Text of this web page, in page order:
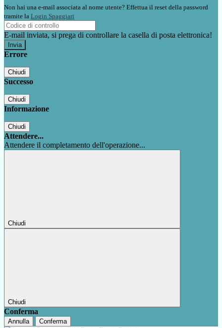
Non hai una e-mail associata al nome utente? Effettua il reset della password
tramite la Login Spaggiari
E-mail inviata, si prega di controllare la casella di posta elettronica!
Errore
Chiudi
Successo
Chiudi
Informazione
Chiudi
Attendere...
Attendere il completamento dell'operazione...
Chiudi
Chiudi
Conferma
Annulla Conferma